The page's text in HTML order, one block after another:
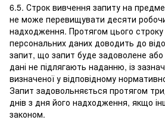
6.5. Строк вивчення запиту на
не може перевищувати десяти
надходження. Протягом цього строку
персональних даних доводить до
запит, що запит буде задоволене або
дані не підлягають наданню, із
визначеної у відповідному
Запит задовольняється протягом
днів з дня його надходження, якщо
законом.